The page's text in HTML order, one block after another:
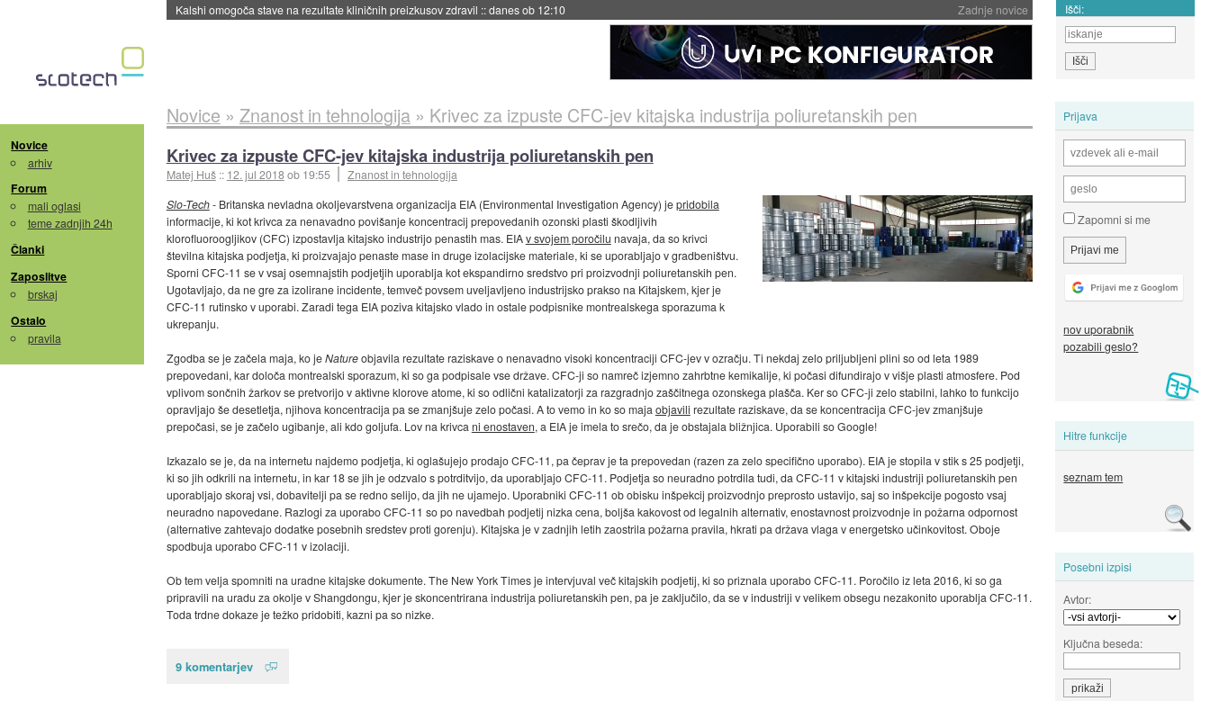
Zadnje novice
Sandisk že prodal več kot polovico SSD-jev za naslednji dve leti::danes ob 11:37 Išči:
Novice
arhiv
Forum
mali oglasi
teme zadnjih 24h
Članki
Zaposlitve
brskaj
Ostalo
pravila
Prijava
Zapomni si me
nov uporabnik
pozabili geslo?
Hitre funkcije
seznam tem
Posebni izpisi
Avtor:
Ključna beseda:
Novice » Znanost in tehnologija» Krivec za izpuste CFC-jev kitajska industrija poliuretanskih pen
Krivec za izpuste CFC-jev kitajska industrija poliuretanskih pen
Matej Huš :: 12. jul 2018ob 19:55
Znanost in tehnologija
Slo-Tech- Britanska nevladna okoljevarstvena organizacija EIA (Environmental Investigation Agency) jepridobila
informacije, ki kot krivca za nenavadno povišanje koncentracij prepovedanih ozonski plasti škodljivih
klorofluoroogljikov (CFC) izpostavlja kitajsko industrijo penastih mas. EIAv svojem poročilu navaja, da so krivci
številna kitajska podjetja, ki proizvajajo penaste mase in druge izolacijske materiale, ki se uporabljajo v gradbeništvu.
Sporni CFC-11 se v vsaj osemnajstih podjetjih uporablja kot ekspandirno sredstvo pri proizvodnji poliuretanskih pen.
Ugotavljajo, da ne gre za izolirane incidente, temveč povsem uveljavljeno industrijsko prakso na Kitajskem, kjer je
CFC-11 rutinsko v uporabi. Zaradi tega EIA poziva kitajsko vlado in ostale podpisnike montrealskega sporazuma k
ukrepanju.
Zgodba se je začela maja, ko jeNatureobjavila rezultate raziskave o nenavadno visoki koncentraciji CFC-jev v ozračju. Ti nekdaj zelo priljubljeni plini so od leta 1989
prepovedani, kar določa montrealski sporazum, ki so ga podpisale vse države. CFC-ji so namreč izjemno zahrbtne kemikalije, ki počasi difundirajo v višje plasti atmosfere. Pod
vplivom sončnih žarkov se pretvorijo v aktivne klorove atome, ki so odlični katalizatorji za razgradnjo zaščitnega ozonskega plašča. Ker so CFC-ji zelo stabilni, lahko to funkcijo
opravljajo še desetletja, njihova koncentracija pa se zmanjšuje zelo počasi. A to vemo in ko so maja objavili rezultate raziskave, da se koncentracija CFC-jev zmanjšuje
prepočasi, se je začelo ugibanje, ali kdo goljufa. Lov na krivca ni enostaven, a EIA je imela to srečo, da je obstajala bližnjica. Uporabili so Google!
Izkazalo se je, da na internetu najdemo podjetja, ki oglašujejo prodajo CFC-11, pa čeprav je ta prepovedan (razen za zelo specifično uporabo). EIA je stopila v stik s 25 podjetji,
ki so jih odkrili na internetu, in kar 18 se jih je odzvalo s potrditvijo, da uporabljajo CFC-11. Podjetja so neuradno potrdila tudi, da CFC-11 v kitajski industriji poliuretanskih pen
uporabljajo skoraj vsi, dobavitelji pa se redno selijo, da jih ne ujamejo. Uporabniki CFC-11 ob obisku inšpekcij proizvodnjo preprosto ustavijo, saj so inšpekcije pogosto vsaj
neuradno napovedane. Razlogi za uporabo CFC-11 so po navedbah podjetij nizka cena, boljša kakovost od legalnih alternativ, enostavnost proizvodnje in požarna odpornost
(alternative zahtevajo dodatke posebnih sredstev proti gorenju). Kitajska je v zadnjih letih zaostrila požarna pravila, hkrati pa država vlaga v energetsko učinkovitost. Oboje
spodbuja uporabo CFC-11 v izolaciji.
Ob tem velja spomniti na uradne kitajske dokumente. The New York Times je intervjuval več kitajskih podjetij, ki so priznala uporabo CFC-11. Poročilo iz leta 2016, ki so ga
pripravili na uradu za okolje v Shangdongu, kjer je skoncentrirana industrija poliuretanskih pen, pa je zaključilo, da se v industriji v velikem obsegu nezakonito uporablja CFC-11.
Toda trdne dokaze je težko pridobiti, kazni pa so nizke.
9 komentarjev